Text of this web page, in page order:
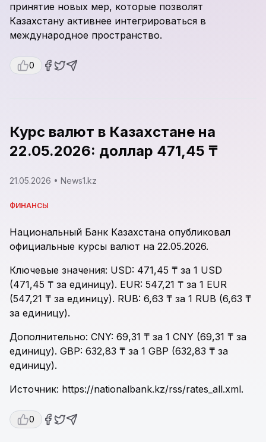
принятие новых мер, которые позволят
Казахстану активнее интегрироваться в
международное пространство.
0
Курс валют в Казахстане на
22.05.2026: доллар 471,45 ₸
21.05.2026 • News1.kz
ФИНАНСЫ
Национальный Банк Казахстана опубликовал
официальные курсы валют на 22.05.2026.
Ключевые значения: USD: 471,45 ₸ за 1 USD
(471,45 ₸ за единицу). EUR: 547,21 ₸ за 1 EUR
(547,21 ₸ за единицу). RUB: 6,63 ₸ за 1 RUB (6,63 ₸
за единицу).
Дополнительно: CNY: 69,31 ₸ за 1 CNY (69,31 ₸ за
единицу). GBP: 632,83 ₸ за 1 GBP (632,83 ₸ за
единицу).
Источник: https://nationalbank.kz/rss/rates_all.xml.
0